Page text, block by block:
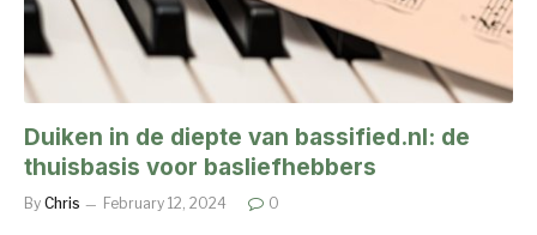
Duiken in de diepte van bassified.nl: de
thuisbasis voor basliefhebbers
By Chris February 12, 2024 0